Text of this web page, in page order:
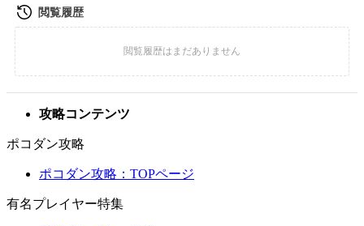
攻略コンテンツ
ポコダン攻略
ポコダン攻略：TOPページ
有名プレイヤー特集